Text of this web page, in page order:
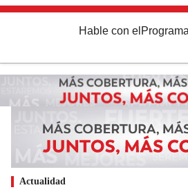
Hable con el Programa
Actualidad